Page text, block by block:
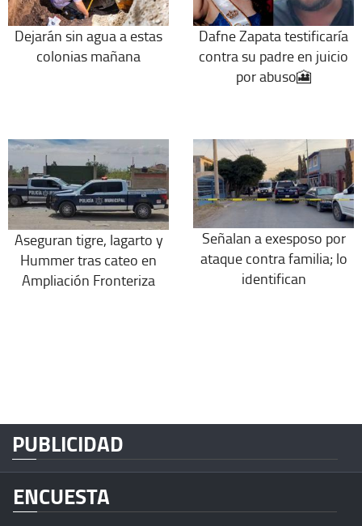
Dejarán sin agua a estas
colonias mañana
Dafne Zapata testificaría
contra su padre en juicio
por abuso🎦
Aseguran tigre, lagarto y
Hummer tras cateo en
Ampliación Fronteriza
Señalan a exesposo por
ataque contra familia; lo
identifican
PUBLICIDAD
ENCUESTA